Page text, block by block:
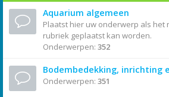
Aquarium algemeen
Plaatst hier uw onderwerp als het
rubriek geplaatst kan worden.
Onderwerpen: 352
Bodembedekking, inrichting
Onderwerpen: 351